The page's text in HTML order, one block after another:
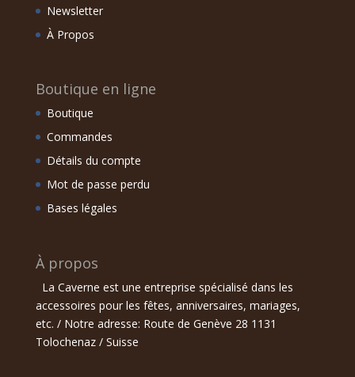
Newsletter
À Propos
Boutique en ligne
Boutique
Commandes
Détails du compte
Mot de passe perdu
Bases légales
À propos
La Caverne est une entreprise spécialisé dans les
accessoires pour les fêtes, anniversaires, mariages,
etc. / Notre adresse: Route de Genève 28 1131
Tolochenaz / Suisse